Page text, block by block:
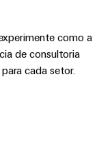
como a
de consultoria
cada setor.